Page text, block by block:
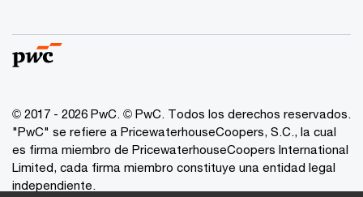
© 2017 - 2026 PwC. © PwC. Todos los derechos reservados.
"PwC" se refiere a PricewaterhouseCoopers, S.C., la cual
es firma miembro de PricewaterhouseCoopers International
Limited, cada firma miembro constituye una entidad legal
independiente.